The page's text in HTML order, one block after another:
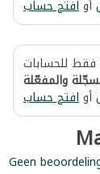
أوافتح حساب
فقط للحسابات
والمفعّلة
أوافتح حساب
Geen